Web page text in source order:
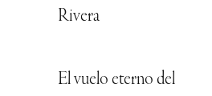
Rivera
El vuelo eterno del